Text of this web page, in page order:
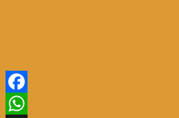
Facebook